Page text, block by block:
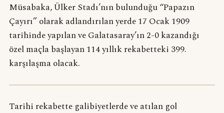
Müsabaka, Ülker Stadı’nın bulunduğu “Papazın
Çayırı” olarak adlandırılan yerde 17 Ocak 1909
tarihinde yapılan ve Galatasaray’ın 2-0 kazandığı
özel maçla başlayan 114 yıllık rekabetteki 399.
karşılaşma olacak.
Tarihi rekabette galibiyetlerde ve atılan gol